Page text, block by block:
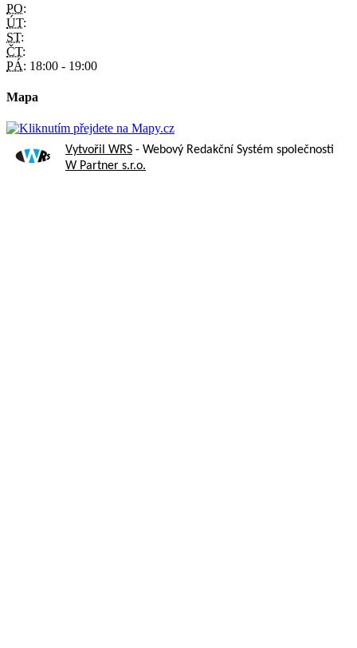
PO:
ÚT:
ST:
ČT:
PÁ: 18:00 - 19:00
Mapa
Vytvořil WRS - Webový Redakční Systém společnosti
W Partner s.r.o.